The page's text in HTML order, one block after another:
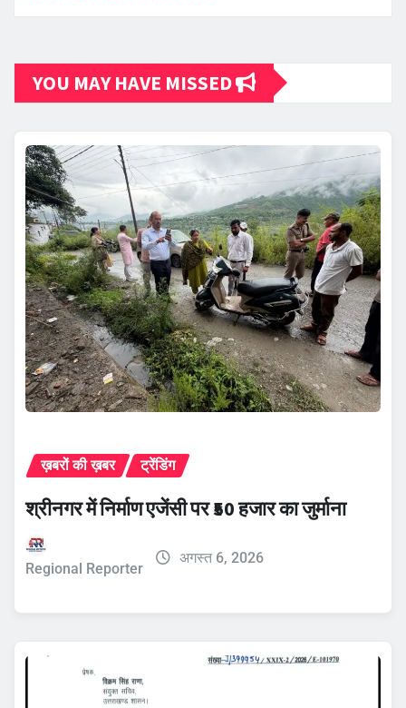
YOU MAY HAVE MISSED
ख़बरों की ख़बर ट्रेंडिंग
श्रीनगर में निर्माण एजेंसी पर ₹50 हजार का जुर्माना
Regional Reporter
अगस्त 6, 2026